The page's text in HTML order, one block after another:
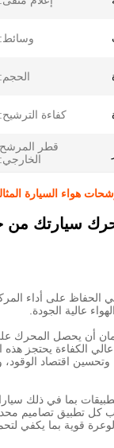
وسائط:
الحجم:
كفاءة الترشيح:
قطر المرشح
الخارجي:
هواء السيارة
سيارتك
على أداء
عالية الجودة.
أن يحصل المحرك
الكفاءة يحتجز هذه
اقتصاد
بما في ذلك سيارات
كل تطبيق تصاميم
بما يكفي